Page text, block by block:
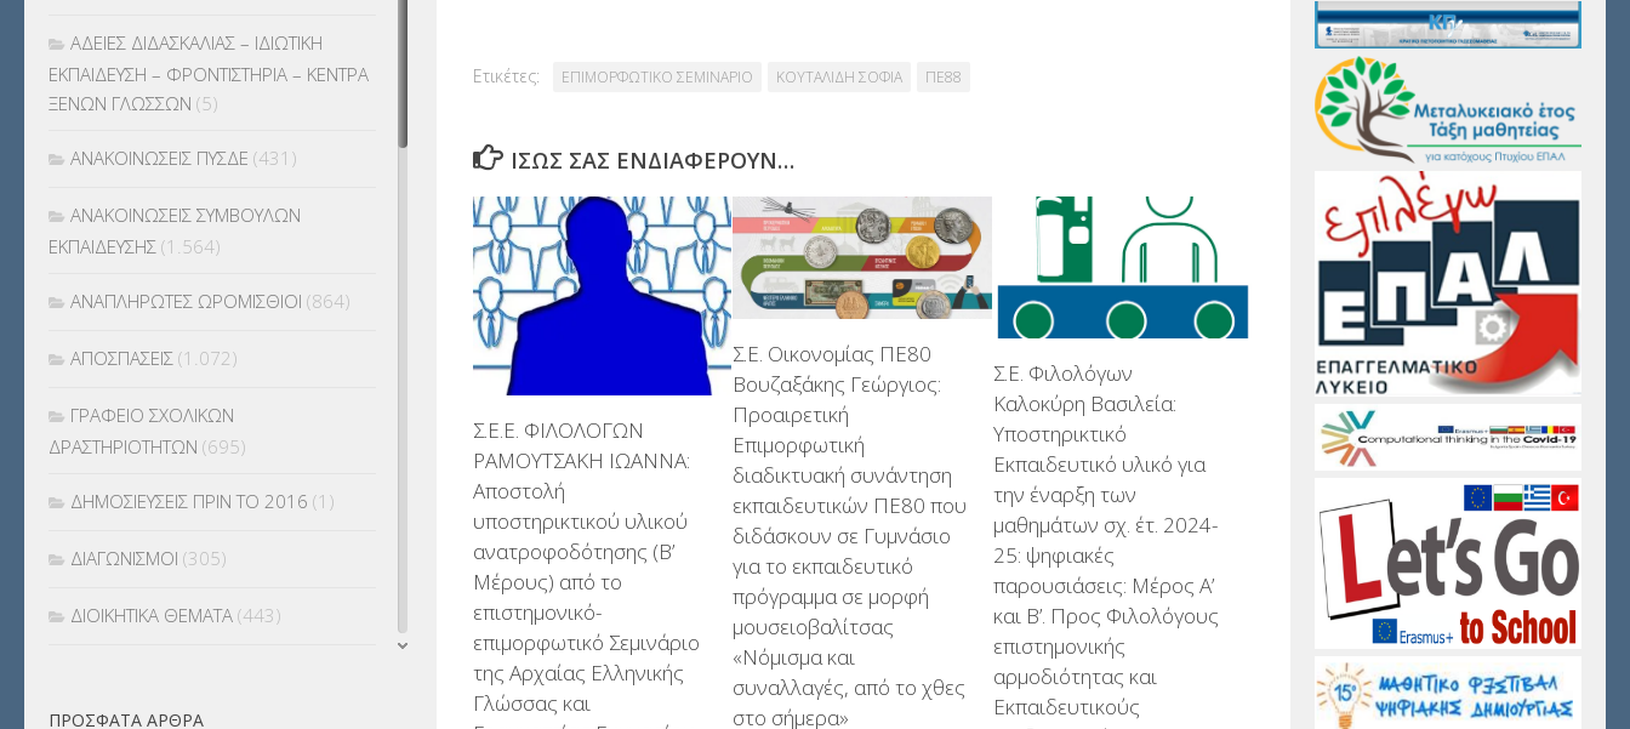
Ετικέτες: ΕΠΙΜΟΡΦΩΤΙΚΟ ΣΕΜΙΝΑΡΙΟ ΚΟΥΤΑΛΙΔΗ ΣΟΦΙΑ ΠΕ88
ΊΣΩΣ ΣΑΣ ΕΝΔΙΑΦΈΡΟΥΝ…
Σ.Ε.Ε. ΦΙΛΟΛΟΓΩΝ
ΡΑΜΟΥΤΣΑΚΗ ΙΩΑΝΝΑ:
Αποστολή
υποστηρικτικού υλικού
ανατροφοδότησης (Β’
Μέρους) από το
επιστημονικό-
επιμορφωτικό Σεμινάριο
της Αρχαίας Ελληνικής
Γλώσσας και
Σ.Ε. Οικονομίας ΠΕ80
Βουζαξάκης Γεώργιος:
Προαιρετική
Επιμορφωτική
διαδικτυακή συνάντηση
εκπαιδευτικών ΠΕ80 που
διδάσκουν σε Γυμνάσιο
για το εκπαιδευτικό
πρόγραμμα σε μορφή
μουσειοβαλίτσας
«Νόμισμα και
συναλλαγές, από το χθες
στο σήμερα»
Σ.Ε. Φιλολόγων
Καλοκύρη Βασιλεία:
Υποστηρικτικό
Εκπαιδευτικό υλικό για
την έναρξη των
μαθημάτων σχ. έτ. 2024-
25: ψηφιακές
παρουσιάσεις: Μέρος Α’
και Β’. Προς Φιλολόγους
επιστημονικής
αρμοδιότητας και
Εκπαιδευτικούς
ΑΔΕΙΕΣ ΔΙΔΑΣΚΑΛΙΑΣ – ΙΔΙΩΤΙΚΗ
ΕΚΠΑΙΔΕΥΣΗ – ΦΡΟΝΤΙΣΤΗΡΙΑ – ΚΕΝΤΡΑ
ΞΕΝΩΝ ΓΛΩΣΣΩΝ (5)
ΑΝΑΚΟΙΝΩΣΕΙΣ ΠΥΣΔΕ (431)
ΑΝΑΚΟΙΝΩΣΕΙΣ ΣΥΜΒΟΥΛΩΝ
ΕΚΠΑΙΔΕΥΣΗΣ (1.564)
ΑΝΑΠΛΗΡΩΤΕΣ ΩΡΟΜΙΣΘΙΟΙ (864)
ΑΠΟΣΠΑΣΕΙΣ (1.072)
ΓΡΑΦΕΙΟ ΣΧΟΛΙΚΩΝ
ΔΡΑΣΤΗΡΙΟΤΗΤΩΝ (695)
ΔΗΜΟΣΙΕΥΣΕΙΣ ΠΡΙΝ ΤΟ 2016 (1)
ΔΙΑΓΩΝΙΣΜΟΙ (305)
ΔΙΟΙΚΗΤΙΚΑ ΘΕΜΑΤΑ (443)
ΠΡΌΣΦΑΤΑ ΆΡΘΡΑ